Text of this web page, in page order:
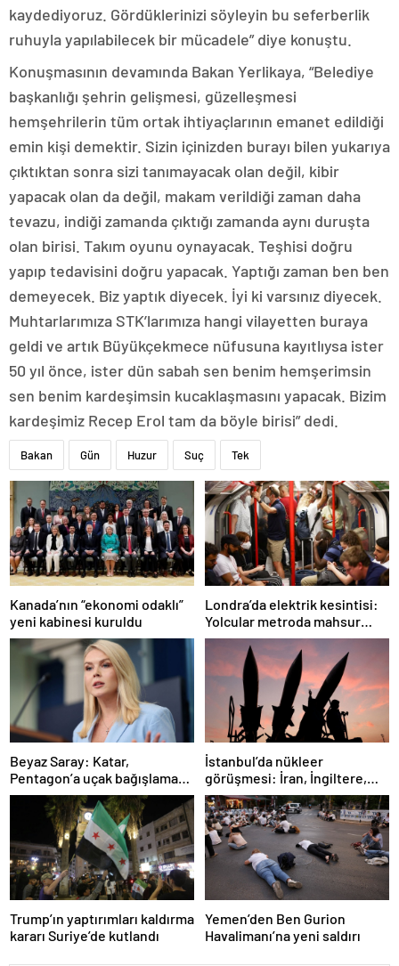
kaydediyoruz. Gördüklerinizi söyleyin bu seferberlik
ruhuyla yapılabilecek bir mücadele” diye konuştu.
Konuşmasının devamında Bakan Yerlikaya, “Belediye
başkanlığı şehrin gelişmesi, güzelleşmesi
hemşehrilerin tüm ortak ihtiyaçlarının emanet edildiği
emin kişi demektir. Sizin içinizden burayı bilen yukarıya
çıktıktan sonra sizi tanımayacak olan değil, kibir
yapacak olan da değil, makam verildiği zaman daha
tevazu, indiği zamanda çıktığı zamanda aynı duruşta
olan birisi. Takım oyunu oynayacak. Teşhisi doğru
yapıp tedavisini doğru yapacak. Yaptığı zaman ben ben
demeyecek. Biz yaptık diyecek. İyi ki varsınız diyecek.
Muhtarlarımıza STK’larımıza hangi vilayetten buraya
geldi ve artık Büyükçekmece nüfusuna kayıtlıysa ister
50 yıl önce, ister dün sabah sen benim hemşerimsin
sen benim kardeşimsin kucaklaşmasını yapacak. Bizim
kardeşimiz Recep Erol tam da böyle birisi” dedi.
Bakan Gün Huzur Suç Tek
Kanada’nın “ekonomi odaklı”
yeni kabinesi kuruldu
Londra’da elektrik kesintisi:
Yolcular metroda mahsur
kaldı
Beyaz Saray: Katar,
Pentagon’a uçak bağışlamayı
teklif etti
İstanbul’da nükleer
görüşmesi: İran, İngiltere,
Fransa ve Almanya buluşacak
Trump’ın yaptırımları kaldırma
kararı Suriye’de kutlandı
Yemen’den Ben Gurion
Havalimanı’na yeni saldırı